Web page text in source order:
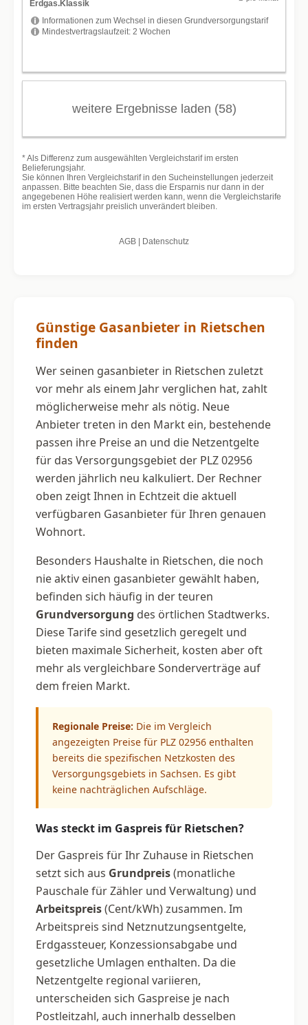
Günstige Gasanbieter in Rietschen
finden
Wer seinen gasanbieter in Rietschen zuletzt
vor mehr als einem Jahr verglichen hat, zahlt
möglicherweise mehr als nötig. Neue
Anbieter treten in den Markt ein, bestehende
passen ihre Preise an und die Netzentgelte
für das Versorgungsgebiet der PLZ 02956
werden jährlich neu kalkuliert. Der Rechner
oben zeigt Ihnen in Echtzeit die aktuell
verfügbaren Gasanbieter für Ihren genauen
Wohnort.
Besonders Haushalte in Rietschen, die noch
nie aktiv einen gasanbieter gewählt haben,
befinden sich häufig in der teuren
Grundversorgung des örtlichen Stadtwerks.
Diese Tarife sind gesetzlich geregelt und
bieten maximale Sicherheit, kosten aber oft
mehr als vergleichbare Sonderverträge auf
dem freien Markt.
Regionale Preise: Die im Vergleich
angezeigten Preise für PLZ 02956 enthalten
bereits die spezifischen Netzkosten des
Versorgungsgebiets in Sachsen. Es gibt
keine nachträglichen Aufschläge.
Was steckt im Gaspreis für Rietschen?
Der Gaspreis für Ihr Zuhause in Rietschen
setzt sich aus Grundpreis(monatliche
Pauschale für Zähler und Verwaltung) und
Arbeitspreis(Cent/kWh) zusammen. Im
Arbeitspreis sind Netznutzungsentgelte,
Erdgassteuer, Konzessionsabgabe und
gesetzliche Umlagen enthalten. Da die
Netzentgelte regional variieren,
unterscheiden sich Gaspreise je nach
Postleitzahl, auch innerhalb desselben